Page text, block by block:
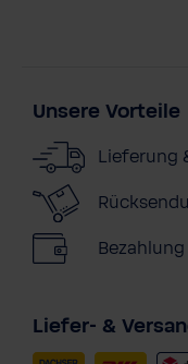
Unsere Vorteile
Lieferung
Bezahlung
Liefer- &